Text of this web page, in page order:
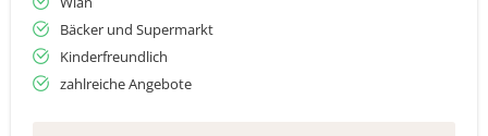
Bäcker und Supermarkt
Kinderfreundlich
zahlreiche Angebote